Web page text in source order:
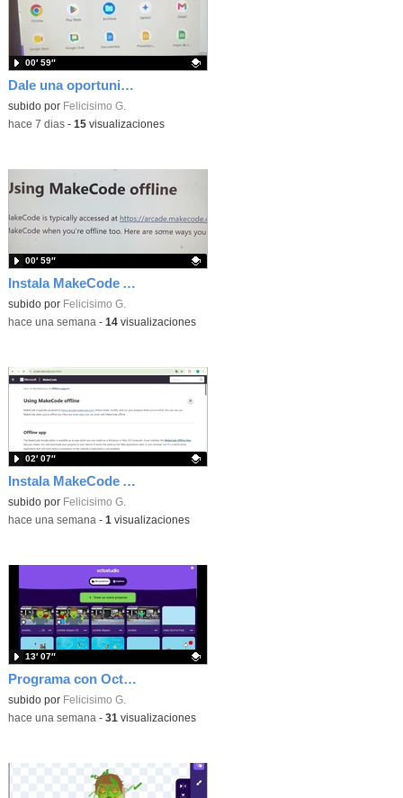
Dale una oportunidad a los Chromebooks y utiliza un proyector para realizar talleres si no tienes pantallas táctiles
Contenido educativo.
subido por Felicisimo G.
00′ 59″
-hace 7 dias- 15visualizaciones
Instala MakeCode Arcade para trabajar offline en tu tablet, ordenador, Chromebook
Contenido educativo.
subido por Felicisimo G.
00′ 59″
-hace una semana - 14visualizaciones
Instala MakeCode Arcade offline para programar grandes juegos sin necesidad de Internet
Contenido educativo.
subido por Felicisimo G.
02′ 07″
-hace una semana - 1 visualizaciones
Programa con OctoStudio, un juego de disparos contra Zombies con un cargador basado en el House of the dead
Contenido educativo.
subido por Felicisimo G.
13′ 07″
-hace una semana - 31 visualizaciones